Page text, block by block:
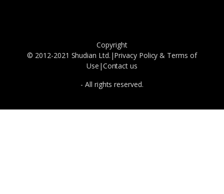
Copyright
© 2012-2021 Shudian Ltd.|Privacy Policy & Terms of
Use |Contact us
- All rights reserved.